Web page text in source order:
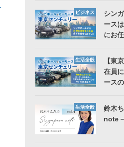
ビジネス
シン
ース
にお
生活全般
【東
在員
ース
生活全般
鈴木
note